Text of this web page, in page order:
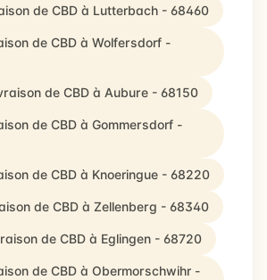
de CBD à Lutterbach - 68460
de CBD à Wolfersdorf -
de CBD à Aubure - 68150
de CBD à Gommersdorf -
de CBD à Knoeringue - 68220
de CBD à Zellenberg - 68340
de CBD à Eglingen - 68720
de CBD à Obermorschwihr -